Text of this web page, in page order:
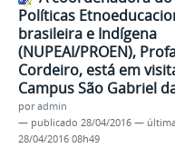
Políticas
brasileira e Indígena
(NUPEAI/PROEN),
Cordeiro, está em
Campus São Gabriel
poradmin
— publicado 28/04/2016 —
28/04/2016 08h49